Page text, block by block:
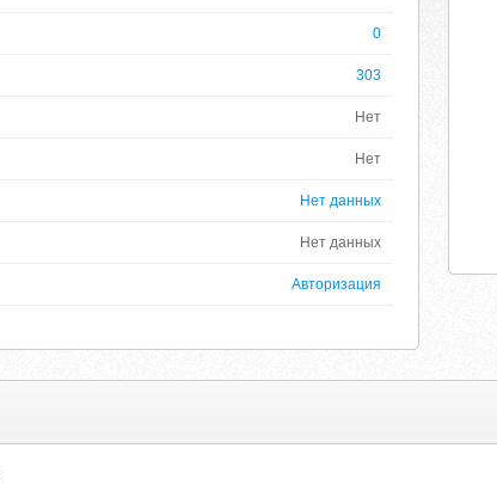
0
303
Нет
Нет
Нет данных
Нет данных
Авторизация